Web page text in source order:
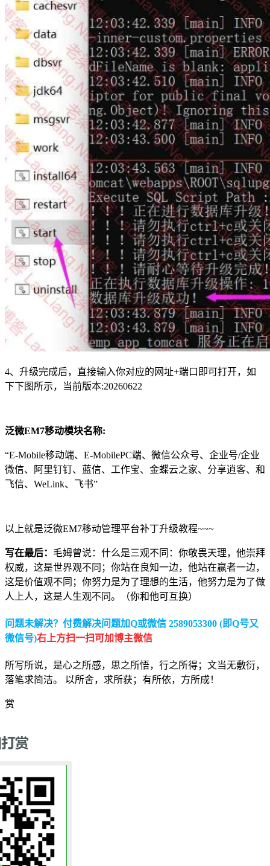
4、升级完成后，直接输入你对应的网址+端口即可打开，如
下下图所示，当前版本:20260622
泛微EM7移动模块名称:
“E-Mobile移动端、E-MobilePC端、微信公众号、企业号/企业
微信、阿里钉钉、蓝信、工作宝、金蝶云之家、分享逍客、和
飞信、WeLink、飞书”
以上就是泛微EM7移动管理平台补丁升级教程~~~
写在最后： 毛姆曾说：什么是三观不同：你敬畏天理，他崇拜
权威，这是世界观不同；你站在良知一边，他站在赢者一边，
这是价值观不同；你努力是为了理想的生活，他努力是为了做
人上人，这是人生观不同。（你和他可互换）
问题未解决？付费解决问题加Q或微信 2589053300 (即Q号又
微信号)右上方扫一扫可加博主微信
所写所说，是心之所感，思之所悟，行之所得；文当无敷衍，
落笔求简洁。 以所舍，求所获；有所依，方所成！
赏